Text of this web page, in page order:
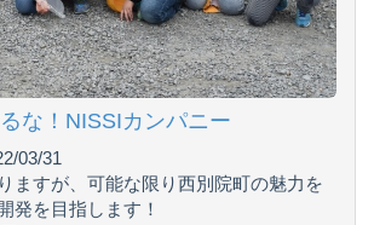
な！NISSIカンパニー
03/31
ますが、可能な限り西別院町の魅力を
発を目指します！